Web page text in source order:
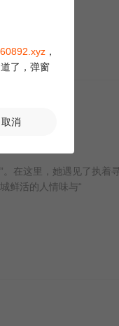
。在这里，她遇见了执着
鲜活的人情味与“
，
道了，弹窗
取消